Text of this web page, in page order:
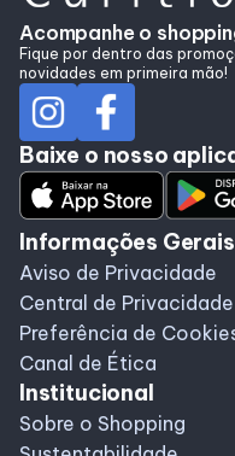
Acompanhe o
Fique por dentro das
novidades em primeira mão!
Baixe o nosso
Informações Gerais
Aviso de Privacidade
Central de Privacidade
Preferência de
Canal de Ética
Institucional
Sobre o Shopping